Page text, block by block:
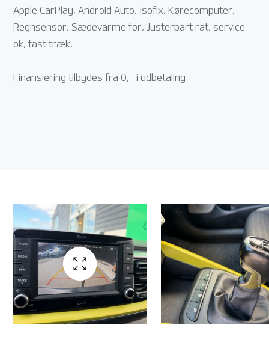
Apple CarPlay, Android Auto, Isofix, Kørecomputer,
Regnsensor, Sædevarme for, Justerbart rat, service
ok, fast træk,
Finansiering tilbydes fra 0,- i udbetaling